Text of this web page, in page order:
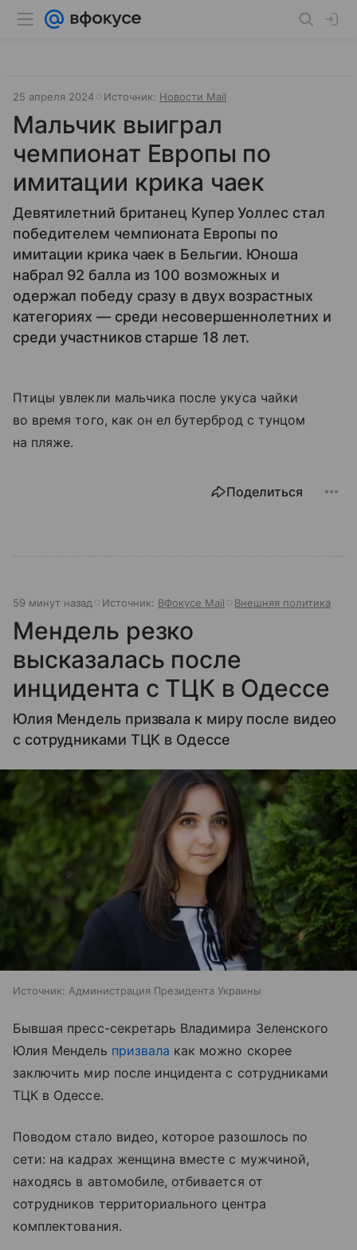
25 апреля 2024 Источник: Новости Mail
Мальчик выиграл
чемпионат Европы по
имитации крика чаек
Девятилетний британец Купер Уоллес стал
победителем чемпионата Европы по
имитации крика чаек в Бельгии. Юноша
набрал 92 балла из 100 возможных и
одержал победу сразу в двух возрастных
категориях — среди несовершеннолетних и
среди участников старше 18 лет.
Птицы увлекли мальчика после укуса чайки
во время того, как он ел бутерброд с тунцом
на пляже.
Поделиться
59 минут назад Источник: ВФокусе Mail Внешняя политика
Мендель резко
высказалась после
инцидента с ТЦК в Одессе
Юлия Мендель призвала к миру после видео
с сотрудниками ТЦК в Одессе
Источник: Администрация Президента Украины
Бывшая пресс-секретарь Владимира Зеленского
Юлия Мендель призвала как можно скорее
заключить мир после инцидента с сотрудниками
ТЦК в Одессе.
Поводом стало видео, которое разошлось по
сети: на кадрах женщина вместе с мужчиной,
находясь в автомобиле, отбивается от
сотрудников территориального центра
комплектования.